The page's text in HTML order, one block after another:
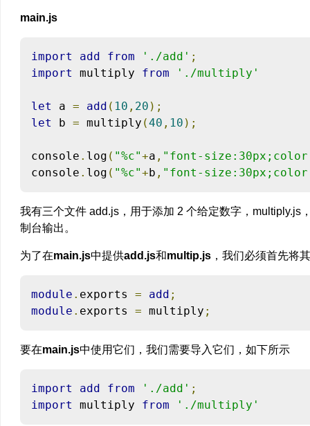
main.js
import add from './add' ;
import
multiply from './multiply'
let a = add ( 10 , 20 );
let
b = multiply (40 , 10 );
console . log ( "%c"+a , "font-
console . log ( "%c"+b , "font-
我有三个文件 add.js，用于添加 2 个给定数字，
制台输出。
为了在main.js中提供add.js和multip.js ，我们必须首先将
module . exports = add ;
module . exports = multiply ;
要在main.js中使用它们，我们需要导入它们，如下所示
import add from './add' ;
import
multiply from './multiply'